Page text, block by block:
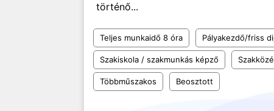
történő...
Teljes munkaidő 8 óra Pályakezdő/friss
Szakiskola / szakmunkás képző
Többműszakos Beosztott